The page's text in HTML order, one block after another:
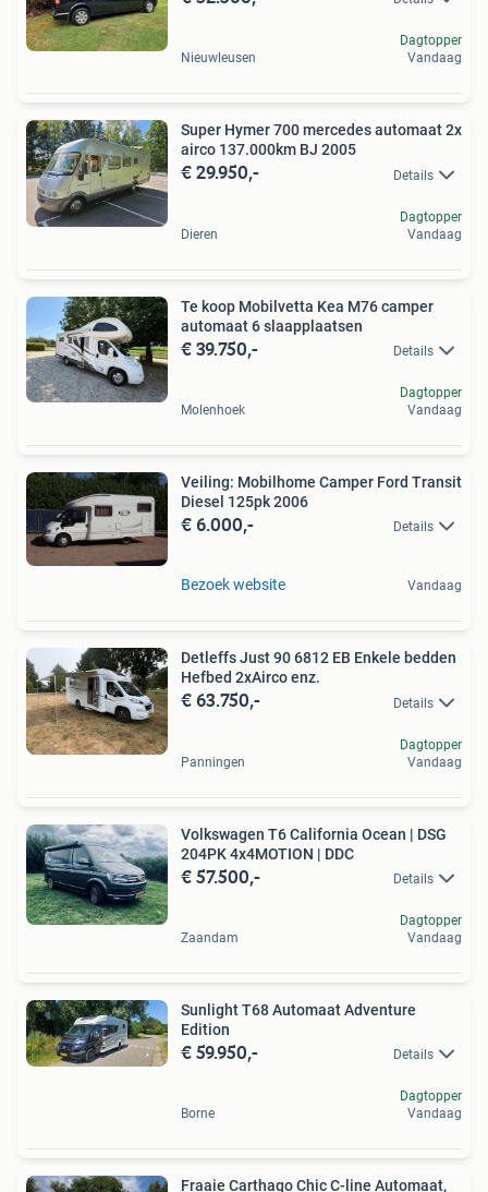
Nieuwleusen
Dagtopper
Vandaag
Super Hymer 700 mercedes automaat 2x
airco 137.000km BJ 2005
€ 29.950,- Details
Dieren
Dagtopper
Vandaag
Te koop Mobilvetta Kea M76 camper
automaat 6 slaapplaatsen
€ 39.750,- Details
Molenhoek
Dagtopper
Vandaag
Veiling: Mobilhome Camper Ford Transit
Diesel 125pk 2006
€ 6.000,- Details
Bezoek website Vandaag
Detleffs Just 90 6812 EB Enkele bedden
Hefbed 2xAirco enz.
€ 63.750,- Details
Panningen
Dagtopper
Vandaag
Volkswagen T6 California Ocean | DSG
204PK 4x4MOTION | DDC
€ 57.500,- Details
Zaandam
Dagtopper
Vandaag
Sunlight T68 Automaat Adventure
Edition
€ 59.950,- Details
Borne
Dagtopper
Vandaag
Fraaie Carthago Chic C-line Automaat,